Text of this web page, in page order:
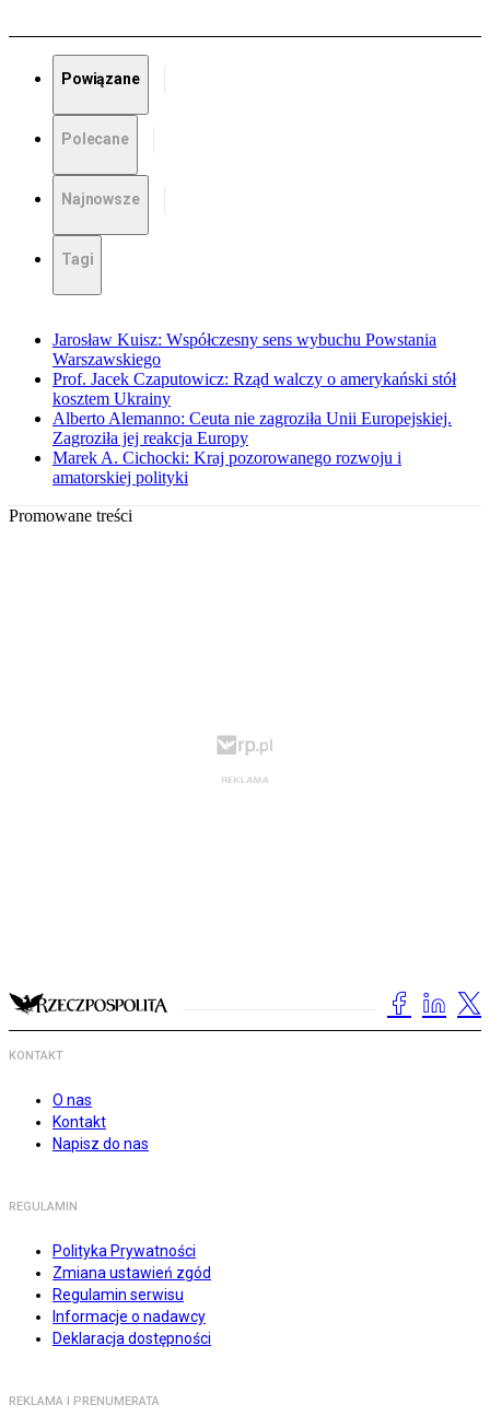
Powiązane
Polecane
Najnowsze
Tagi
Jarosław Kuisz: Współczesny sens wybuchu Powstania
Warszawskiego
Prof. Jacek Czaputowicz: Rząd walczy o amerykański stół
kosztem Ukrainy
Alberto Alemanno: Ceuta nie zagroziła Unii Europejskiej.
Zagroziła jej reakcja Europy
Marek A. Cichocki: Kraj pozorowanego rozwoju i
amatorskiej polityki
Promowane treści
KONTAKT
O nas
Kontakt
Napisz do nas
REGULAMIN
Polityka Prywatności
Zmiana ustawień zgód
Regulamin serwisu
Informacje o nadawcy
Deklaracja dostępności
REKLAMA I PRENUMERATA